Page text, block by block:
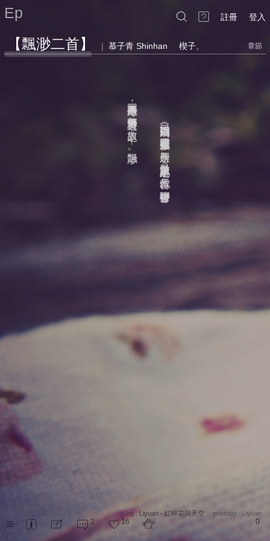
Ep 註冊 登入
【飄渺二首】 | 慕子青 Shinhan 楔子、 章節
︽靈魂擺渡︾二影
，
一興所念
，
是以前人筆記之事
，
戲作二首
，
聊抒鬱鬱
。
，
如傳奇野史之料
，
故題——飄渺
。
bg : Liyuan - 紅碎花與天空 photoby : Liyuan
2 16 0